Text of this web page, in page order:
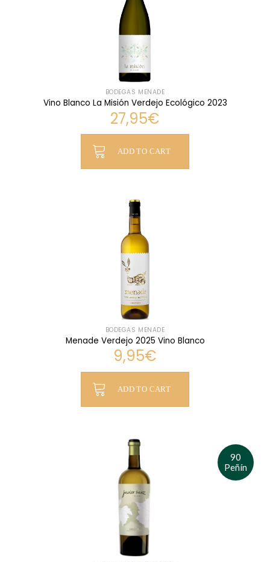
BODEGAS MENADE
Vino Blanco La Misión Verdejo Ecológico 2023
27,95€
ADD TO CART
BODEGAS MENADE
Menade Verdejo 2025 Vino Blanco
9,95€
ADD TO CART
90
Peñín